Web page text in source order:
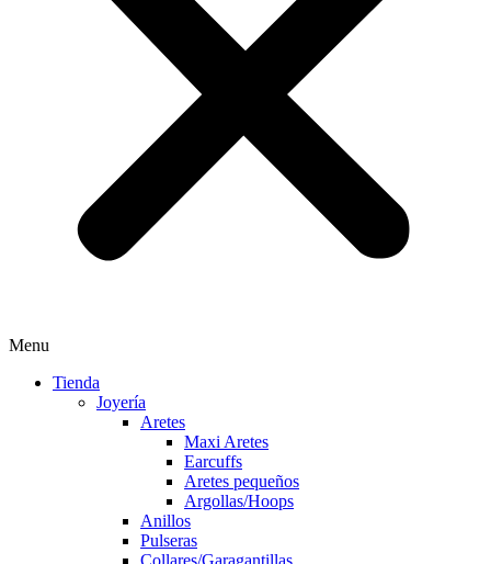
Menu
Tienda
Joyería
Aretes
Maxi Aretes
Earcuffs
Aretes pequeños
Argollas/Hoops
Anillos
Pulseras
Collares/Garagantillas